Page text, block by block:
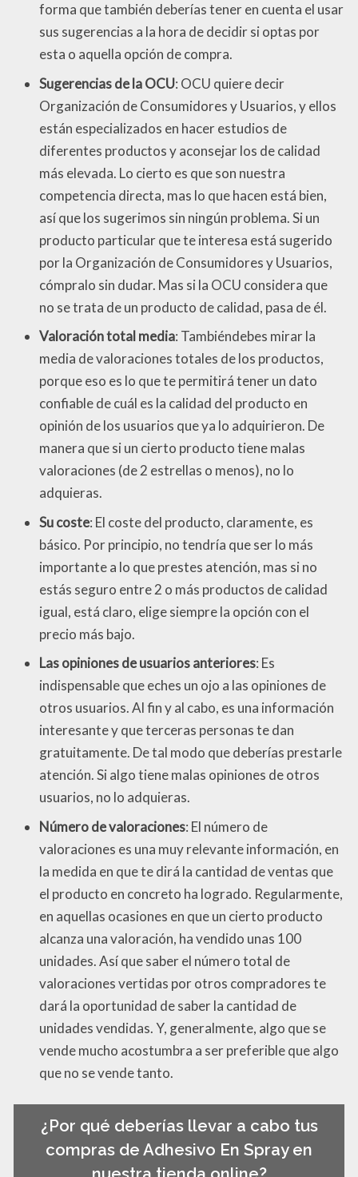
forma que también deberías tener en cuenta el usar
sus sugerencias a la hora de decidir si optas por
esta o aquella opción de compra.
Sugerencias de la OCU: OCU quiere decir
Organización de Consumidores y Usuarios, y ellos
están especializados en hacer estudios de
diferentes productos y aconsejar los de calidad
más elevada. Lo cierto es que son nuestra
competencia directa, mas lo que hacen está bien,
así que los sugerimos sin ningún problema. Si un
producto particular que te interesa está sugerido
por la Organización de Consumidores y Usuarios,
cómpralo sin dudar. Mas si la OCU considera que
no se trata de un producto de calidad, pasa de él.
Valoración total media: Tambiéndebes mirar la
media de valoraciones totales de los productos,
porque eso es lo que te permitirá tener un dato
confiable de cuál es la calidad del producto en
opinión de los usuarios que ya lo adquirieron. De
manera que si un cierto producto tiene malas
valoraciones (de 2 estrellas o menos), no lo
adquieras.
Su coste: El coste del producto, claramente, es
básico. Por principio, no tendría que ser lo más
importante a lo que prestes atención, mas si no
estás seguro entre 2 o más productos de calidad
igual, está claro, elige siempre la opción con el
precio más bajo.
Las opiniones de usuarios anteriores: Es
indispensable que eches un ojo a las opiniones de
otros usuarios. Al fin y al cabo, es una información
interesante y que terceras personas te dan
gratuitamente. De tal modo que deberías prestarle
atención. Si algo tiene malas opiniones de otros
usuarios, no lo adquieras.
Número de valoraciones: El número de
valoraciones es una muy relevante información, en
la medida en que te dirá la cantidad de ventas que
el producto en concreto ha logrado. Regularmente,
en aquellas ocasiones en que un cierto producto
alcanza una valoración, ha vendido unas 100
unidades. Así que saber el número total de
valoraciones vertidas por otros compradores te
dará la oportunidad de saber la cantidad de
unidades vendidas. Y, generalmente, algo que se
vende mucho acostumbra a ser preferible que algo
que no se vende tanto.
¿Por qué deberías llevar a cabo tus
compras de Adhesivo En Spray en